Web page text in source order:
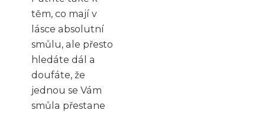
těm, co mají v
lásce absolutní
smůlu, ale přesto
hledáte dál a
doufáte, že
jednou se Vám
smůla přestane